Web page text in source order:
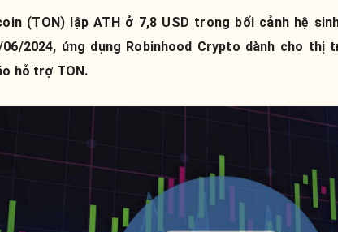
(TON) lập ATH ở 7,8 USD trong bối cảnh hệ
06/2024, ứng dụng Robinhood Crypto dành cho thị
hỗ trợ TON.